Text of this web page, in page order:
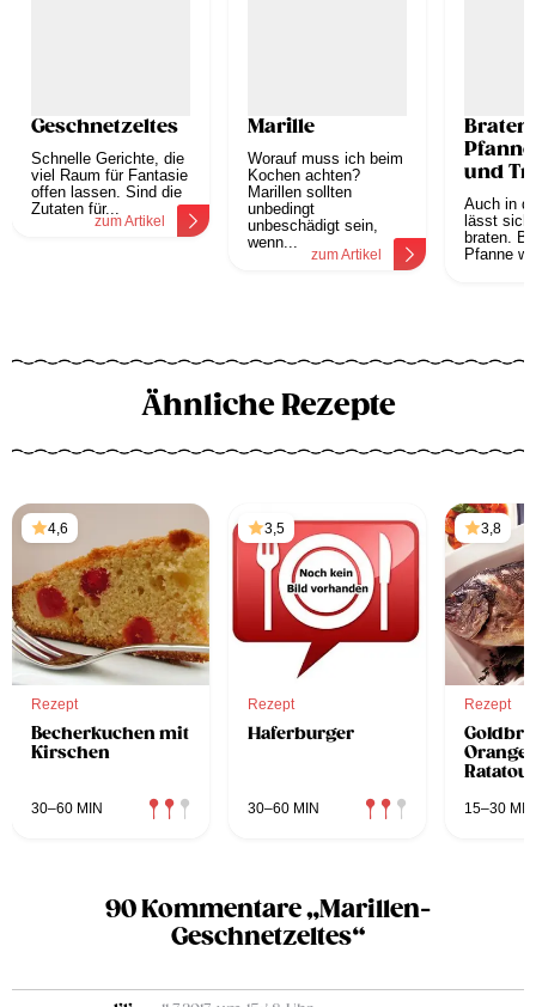
Geschnetzeltes
Schnelle Gerichte, die
viel Raum für Fantasie
offen lassen. Sind die
Zutaten für...
zum Artikel
Marille
Worauf muss ich beim
Kochen achten?
Marillen sollten
unbedingt
unbeschädigt sein,
wenn...
zum Artikel
Braten
und
Auch in
lässt
braten.
Pfanne
Ähnliche Rezepte
4,6
Rezept
Becherkuchen mit
Kirschen
30–60 MIN
3,5
Rezept
Haferburger
30–60 MIN
3,8
Rezept
15–30 MIN
90 Kommentare „Marillen-
Geschnetzeltes“